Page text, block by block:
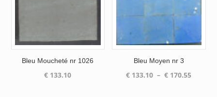
Bleu Moucheté nr 1026
€ 133.10
Bleu Moyen nr 3
€ 133.10 – € 170.55Plage